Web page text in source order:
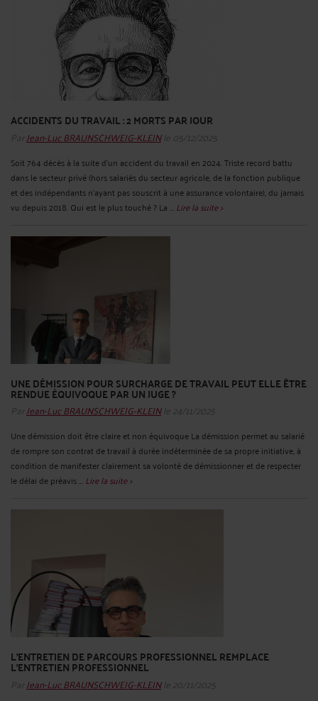
ACCIDENTS DU TRAVAIL : 2 MORTS PAR JOUR
Par Jean-Luc BRAUNSCHWEIG-KLEINle 05/12/2025
Soit 764 décès à la suite d’un accident du travail en 2024. Triste record battu
dans le secteur privé (hors salariés du secteur agricole, de la fonction publique
et des indépendants n’ayant pas souscrit à une assurance volontaire), du jamais
vu depuis 2018. Qui est le plus touché ? La ... Lire la suite >
UNE DÉMISSION POUR SURCHARGE DE TRAVAIL PEUT ELLE ÊTRE
RENDUE ÉQUIVOQUE PAR UN JUGE ?
Par Jean-Luc BRAUNSCHWEIG-KLEINle 24/11/2025
Une démission doit être claire et non équivoque La démission permet au salarié
de rompre son contrat de travail à durée indéterminée de sa propre initiative, à
condition de manifester clairement sa volonté de démissionner et de respecter
le délai de préavis ... Lire la suite >
L'ENTRETIEN DE PARCOURS PROFESSIONNEL REMPLACE
L'ENTRETIEN PROFESSIONNEL
Par Jean-Luc BRAUNSCHWEIG-KLEINle 20/11/2025